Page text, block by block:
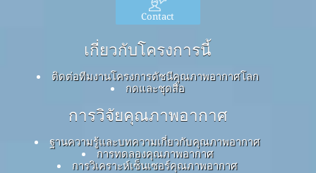
Contact
เกี่ยวกับโครงการนี้
ติดต่อทีมงานโครงการดัชนีคุณภาพอากาศโลก
กดและชุดสื่อ
การวิจัยคุณภาพอากาศ
ฐานความรู้และบทความเกี่ยวกับคุณภาพอากาศ
การทดลองคุณภาพอากาศ
การวิเคราะห์เซ็นเซอร์คุณภาพอากาศ